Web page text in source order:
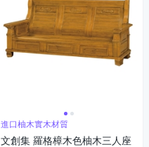
進口柚木實木材質
文創集 羅格樟木色柚木三人座